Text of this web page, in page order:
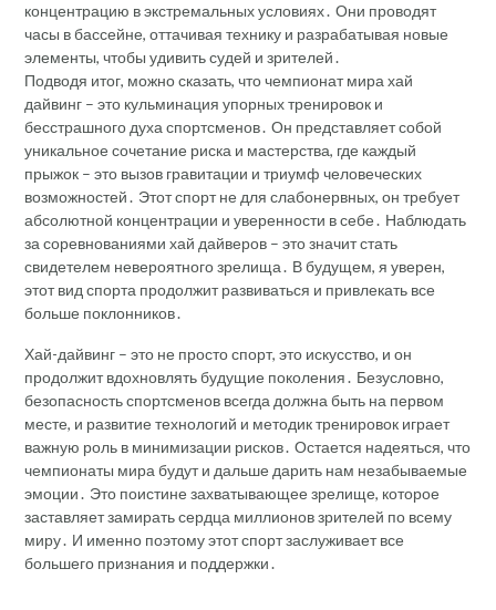
концентрацию в экстремальных условиях․ Они проводят
часы в бассейне, оттачивая технику и разрабатывая новые
элементы, чтобы удивить судей и зрителей․
Подводя итог, можно сказать, что чемпионат мира хай
дайвинг – это кульминация упорных тренировок и
бесстрашного духа спортсменов․ Он представляет собой
уникальное сочетание риска и мастерства, где каждый
прыжок – это вызов гравитации и триумф человеческих
возможностей․ Этот спорт не для слабонервных, он требует
абсолютной концентрации и уверенности в себе․ Наблюдать
за соревнованиями хай дайверов – это значит стать
свидетелем невероятного зрелища․ В будущем, я уверен,
этот вид спорта продолжит развиваться и привлекать все
больше поклонников․
Хай-дайвинг – это не просто спорт, это искусство, и он
продолжит вдохновлять будущие поколения․ Безусловно,
безопасность спортсменов всегда должна быть на первом
месте, и развитие технологий и методик тренировок играет
важную роль в минимизации рисков․ Остается надеяться, что
чемпионаты мира будут и дальше дарить нам незабываемые
эмоции․ Это поистине захватывающее зрелище, которое
заставляет замирать сердца миллионов зрителей по всему
миру․ И именно поэтому этот спорт заслуживает все
большего признания и поддержки․